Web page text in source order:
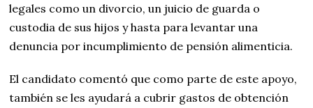
legales como un divorcio, un juicio de guarda o
custodia de sus hijos y hasta para levantar una
denuncia por incumplimiento de pensión alimenticia.
El candidato comentó que como parte de este apoyo,
también se les ayudará a cubrir gastos de obtención